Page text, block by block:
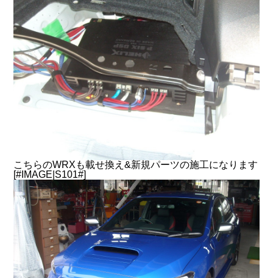
こちらのWRXも載せ換え&新規パーツの施工になります
[#IMAGE|S101#]